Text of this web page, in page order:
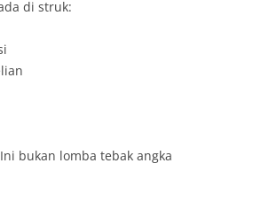
di struk:
bukan lomba tebak angka